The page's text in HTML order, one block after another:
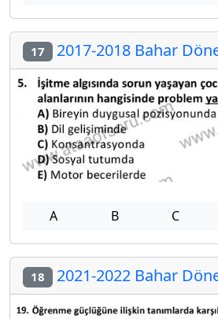
17 2017-2018 Bahar
A B C
18 2021-2022 Bahar